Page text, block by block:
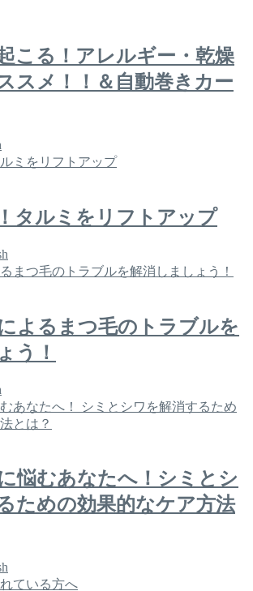
こる！アレルギー・乾燥
スメ！！＆自動巻きカー
タルミをリフトアップ
よるまつ毛のトラブルを
う！
悩むあなたへ！シミとシ
ための効果的なケア方法